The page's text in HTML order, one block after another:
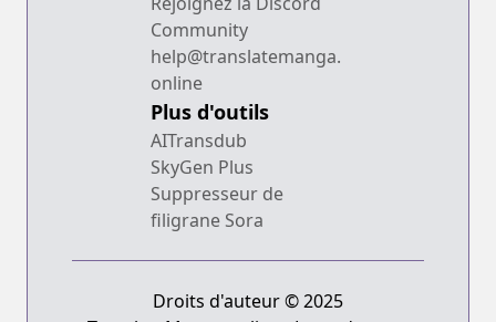
Community
help@translatemanga.
online
Plus d'outils
AITransdub
SkyGen Plus
Suppresseur de
filigrane Sora
Droits d'auteur © 2025